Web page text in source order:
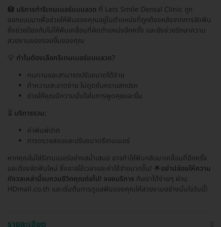
🏥 บริการทำรีเทนเนอร์แบบลวด ที่ Lets Smile Dental Clinic ถูก
ออกแบบมาเพื่อช่วยให้ฟันของคุณอยู่ในตำแหน่งที่ถูกต้องหลังจากการจัดฟัน
ซึ่งช่วยป้องกันไม่ให้ฟันเคลื่อนที่ผิดตำแหน่งอีกครั้ง และยังช่วยรักษาความ
สวยงามของรอยยิ้มของคุณ
💡 ทำไมต้องเลือกรีเทนเนอร์แบบลวด?
ทนทานและสามารถปรับขนาดได้ง่าย
ทำความสะอาดง่าย ไม่ดูดซับคราบสกปรก
ช่วยให้คุณมีความมั่นใจในการพูดคุยและยิ้ม
⏳ บริการรวม:
ค่าพิมพ์ปาก
การตรวจสอบและปรับขนาดรีเทนเนอร์
หากคุณไม่ใส่รีเทนเนอร์อย่างสม่ำเสมอ อาจทำให้ฟันกลับมาเคลื่อนที่อีกครั้ง
และต้องจัดฟันใหม่ ซึ่งอาจใช้เวลาและค่าใช้จ่ายมากขึ้น! 🌟อย่าปล่อยให้ความ
กังวลเหล่านี้รบกวนชีวิตคุณต่อไป! จองบริการ กับเราได้ง่ายๆ ผ่าน
HDmall.co.th และเริ่มต้นการดูแลฟันของคุณให้สวยงามอย่างมั่นใจวันนี้!
รายละเอียด